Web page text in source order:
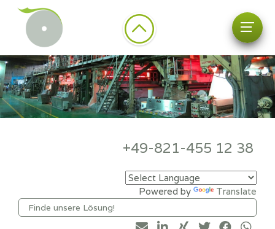
+49-821-455 12 38
Powered by Translate